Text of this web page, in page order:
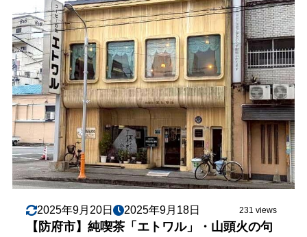
2025年9月20日 2025年9月18日 231 views
【防府市】純喫茶「エトワル」・山頭火の句